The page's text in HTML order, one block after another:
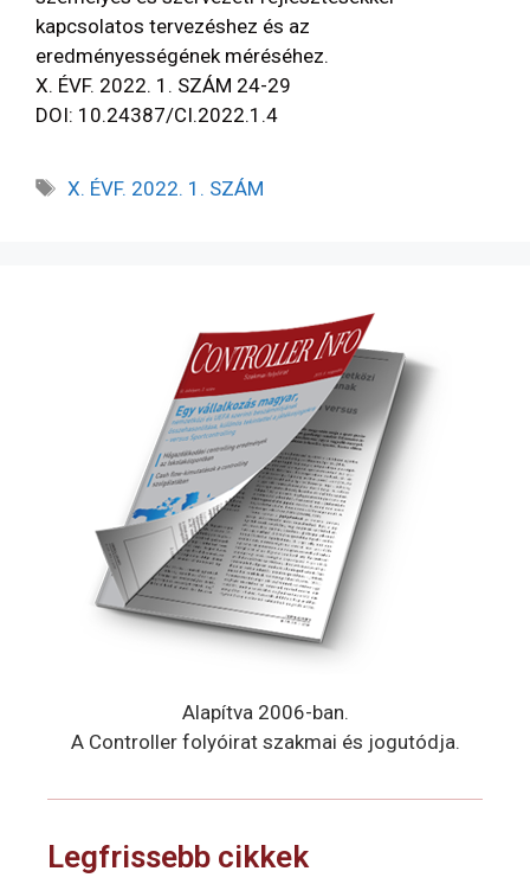
kapcsolatos tervezéshez és az
eredményességének méréséhez.
X. ÉVF. 2022. 1. SZÁM 24-29
DOI: 10.24387/CI.2022.1.4
X. ÉVF. 2022. 1. SZÁM
Alapítva 2006-ban.
A Controller folyóirat szakmai és jogutódja.
Legfrissebb cikkek